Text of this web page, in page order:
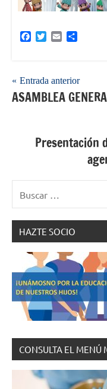
FacebookTwitterEmail
Navegación
de
Entrada anterior
ASAMBLEA
Presentación
HAZTE SOCIO
CONSULTA EL MENÚ